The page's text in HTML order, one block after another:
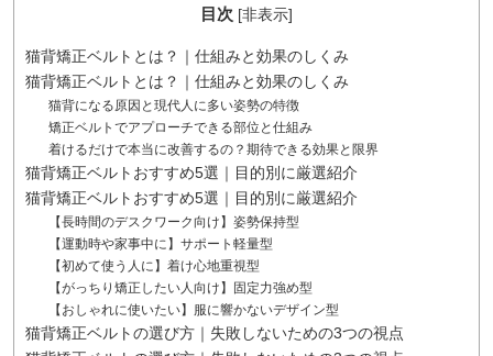
目次 [非表示]
猫背矯正ベルトとは？｜仕組みと効果のしくみ
猫背矯正ベルトとは？｜仕組みと効果のしくみ
猫背になる原因と現代人に多い姿勢の特徴
矯正ベルトでアプローチできる部位と仕組み
着けるだけで本当に改善するの？期待できる効果と限界
猫背矯正ベルトおすすめ5選｜目的別に厳選紹介
猫背矯正ベルトおすすめ5選｜目的別に厳選紹介
【長時間のデスクワーク向け】姿勢保持型
【運動時や家事中に】サポート軽量型
【初めて使う人に】着け心地重視型
【がっちり矯正したい人向け】固定力強め型
【おしゃれに使いたい】服に響かないデザイン型
猫背矯正ベルトの選び方｜失敗しないための3つの視点